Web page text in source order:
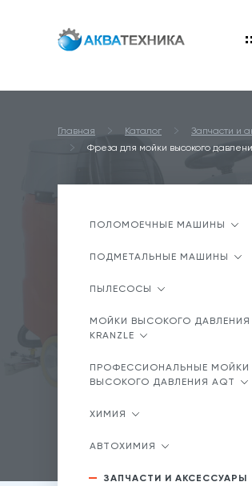
Главная Каталог Запчасти и
Фреза для мойки высокого
ПОЛОМОЕЧНЫЕ МАШИНЫ
ПОДМЕТАЛЬНЫЕ МАШИНЫ
ПЫЛЕСОСЫ
МОЙКИ ВЫСОКОГО ДАВЛЕНИЯ
KRANZLE
ПРОФЕССИОНАЛЬНЫЕ МОЙКИ
ВЫСОКОГО ДАВЛЕНИЯ AQT
ХИМИЯ
АВТОХИМИЯ
ЗАПЧАСТИ И АКСЕССУАРЫ